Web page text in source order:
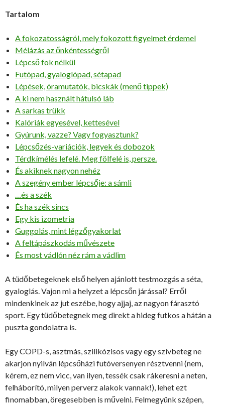
Tartalom
A fokozatosságról, mely fokozott figyelmet érdemel
Mélázás az őnkéntességről
Lépcső fok nélkül
Futópad, gyaloglópad, sétapad
Lépések, óramutatók, bicskák (menő tippek)
A ki nem használt hátulsó láb
A sarkas trükk
Kalóriák egyesével, kettesével
Gyúrunk, vazze? Vagy fogyasztunk?
Lépcsőzés-variációk, legyek és dobozok
Térdkímélés lefelé. Meg fölfelé is, persze.
És akiknek nagyon nehéz
A szegény ember lépcsője: a sámli
…és a szék
És ha szék sincs
Egy kis izometria
Guggolás, mint légzőgyakorlat
A feltápászkodás művészete
És most vádlón néz rám a vádlim
A tüdőbetegeknek első helyen ajánlott testmozgás a séta,
gyaloglás. Vajon mi a helyzet a lépcsőn járással? Erről
mindenkinek az jut eszébe, hogy ajjaj, az nagyon fárasztó
sport. Egy tüdőbetegnek meg direkt a hideg futkos a hátán a
puszta gondolatra is.
Egy COPD-s, asztmás, szilikózisos vagy egy szívbeteg ne
akarjon nyilván lépcsőházi futóversenyen résztvenni (nem,
kérem, ez nem vicc, van ilyen, tessék csak rákeresni a neten,
felháborító, milyen perverz alakok vannak!), lehet ezt
finomabban, öregesebben is művelni. Felmegyünk szépen,